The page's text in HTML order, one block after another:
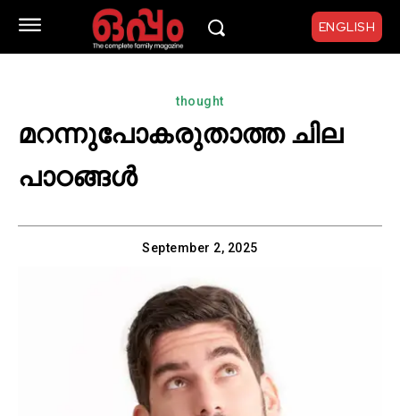
ENGLISH
thought
മറന്നുപോകരുതാത്ത ചില
പാഠങ്ങൾ
September 2, 2025